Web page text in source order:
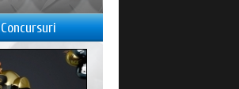
Concursuri